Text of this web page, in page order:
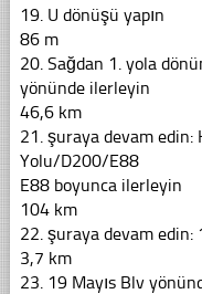
19. U dönüşü yapın
86 m
20. Sağdan 1. yola
yönünde ilerleyin
46,6 km
21. şuraya devam edin:
Yolu/D200/E88
E88 boyunca ilerleyin
104 km
22. şuraya devam edin:
3,7 km
23. 19 Mayıs Blv